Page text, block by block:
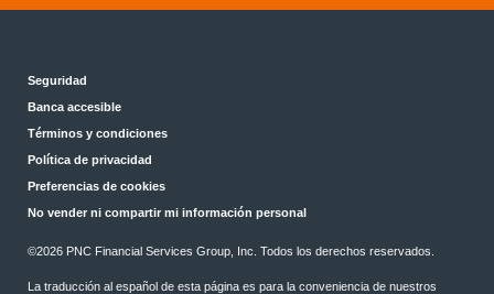
Seguridad
Banca accesible
Términos y condiciones
Política de privacidad
Preferencias de cookies
No vender ni compartir mi información personal
©2026 PNC Financial Services Group, Inc. Todos los derechos reservados.
La traducción al español de esta página es para la conveniencia de nuestros